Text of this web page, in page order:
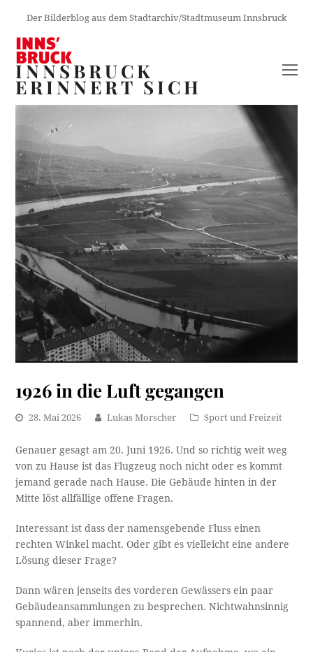
Der Bilderblog aus dem Stadtarchiv/Stadtmuseum Innsbruck
INNSBRUCK
ERINNERT SICH
1926 in die Luft gegangen
28. Mai 2026 Lukas Morscher Sport und Freizeit
Genauer gesagt am 20. Juni 1926. Und so richtig weit weg
von zu Hause ist das Flugzeug noch nicht oder es kommt
jemand gerade nach Hause. Die Gebäude hinten in der
Mitte löst allfällige offene Fragen.
Interessant ist dass der namensgebende Fluss einen
rechten Winkel macht. Oder gibt es vielleicht eine andere
Lösung dieser Frage?
Dann wären jenseits des vorderen Gewässers ein paar
Gebäudeansammlungen zu besprechen. Nichtwahnsinnig
spannend, aber immerhin.